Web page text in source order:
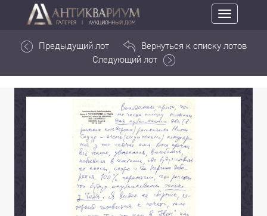
Toggle
navigation
Предыдущий лот
Вернуться к списку лотов
Следующий лот